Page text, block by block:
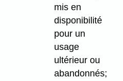
mis en
disponibilité
pour un
usage
ultérieur ou
abandonnés;